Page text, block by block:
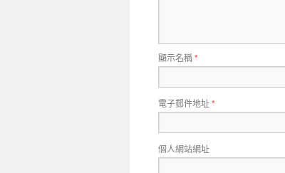
顯示名稱*
電子郵件地址*
個人網站網址